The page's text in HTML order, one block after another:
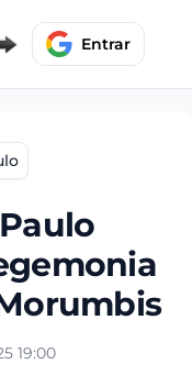
Entrar
19:00